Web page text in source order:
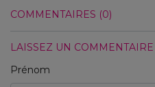
COMMENTAIRES (0)
LAISSEZ UN COMMENTAIRE
Prénom